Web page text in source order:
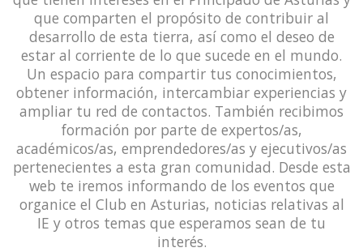
que comparten el propósito de contribuir al
desarrollo de esta tierra, así como el deseo de
estar al corriente de lo que sucede en el mundo.
Un espacio para compartir tus conocimientos,
obtener información, intercambiar experiencias y
ampliar tu red de contactos. También recibimos
formación por parte de expertos/as,
académicos/as, emprendedores/as y ejecutivos/as
pertenecientes a esta gran comunidad. Desde esta
web te iremos informando de los eventos que
organice el Club en Asturias, noticias relativas al
IE y otros temas que esperamos sean de tu
interés.